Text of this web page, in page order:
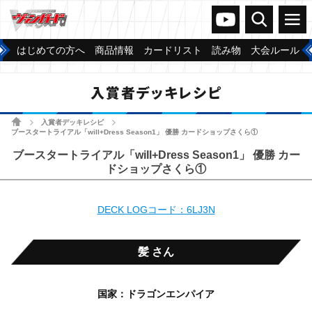
ヴァンガードch
検索 メニュー
はじめての方へ 商品情報 カードリスト 読み物 大会ルール
入賞者デッキレシピ
ホーム 入賞者デッキレシピ
ブースタートライアル「will+Dress Season1」 優勝 カードショップさくら①
ブースタートライアル「will+Dress Season1」 優勝 カー
ドショップさくら①
DECK LOGコード：6LJ3N
髪 さん
国家：ドラゴンエンパイア